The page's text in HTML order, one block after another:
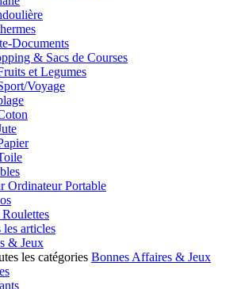
Documents
& Sacs de Courses
et Legumes
Voyage
Ordinateur Portable
articles
& Jeux
les catégories Bonnes Affaires & Jeux